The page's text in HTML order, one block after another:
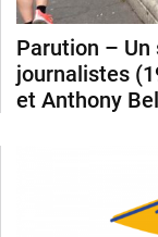
Parution – Un
journalistes
et Anthony